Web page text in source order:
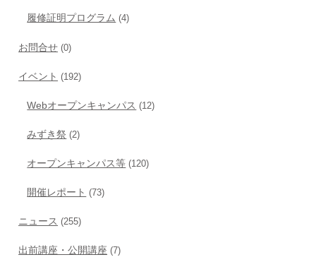
履修証明プログラム (4)
お問合せ (0)
イベント (192)
Webオープンキャンパス (12)
みずき祭 (2)
オープンキャンパス等 (120)
開催レポート (73)
ニュース (255)
出前講座・公開講座 (7)